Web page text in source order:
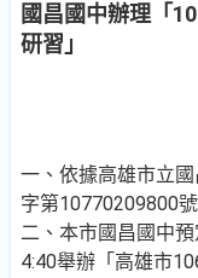
國昌國中辦理「
研習」
一、依據高雄市立
字第10770209800
二、本市國昌國中
4:40舉辦「高雄市